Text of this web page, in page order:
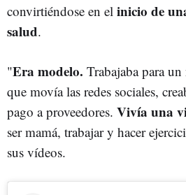
convirtiéndose en el inicio de
salud.
"Era modelo. Trabajaba para
que movía las redes sociales,
pago a proveedores. Vivía una
ser mamá, trabajar y hacer
sus vídeos.